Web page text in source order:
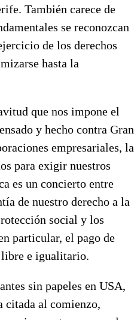
También carece de
se reconozcan
de los derechos
hasta la
que nos impone el
y hecho contra Gran
empresariales, la
para exigir nuestros
es un concierto entre
de nuestro derecho a la
social y los
particular, el pago de
libre e igualitario.
sin papeles en USA,
citada al comienzo,